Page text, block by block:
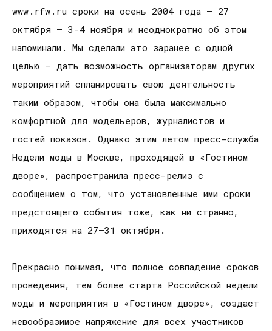
www.rfw.ru сроки на осень 2004 года – 27
октября – 3-4 ноября и неоднократно об этом
напоминали. Мы сделали это заранее с одной
целью – дать возможность организаторам других
мероприятий спланировать свою деятельность
таким образом, чтобы она была максимально
комфортной для модельеров, журналистов и
гостей показов. Однако этим летом пресс-служба
Недели моды в Москве, проходящей в «Гостином
дворе», распространила пресс-релиз с
сообщением о том, что установленные ими сроки
предстоящего события тоже, как ни странно,
приходятся на 27–31 октября.
Прекрасно понимая, что полное совпадение сроков
проведения, тем более старта Российской недели
моды и мероприятия в «Гостином дворе», создаст
невообразимое напряжение для всех участников